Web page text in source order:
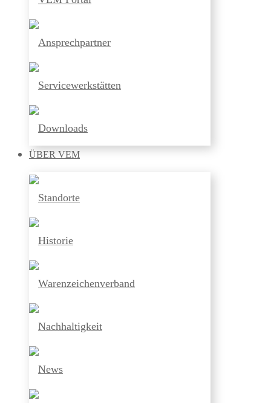
Ansprechpartner
Servicewerkstätten
Downloads
ÜBER VEM
Standorte
Historie
Warenzeichenverband
Nachhaltigkeit
News